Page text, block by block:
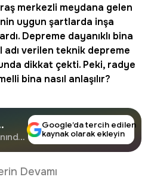
merkezli meydana gelen
uygun şartlarda inşa
Depreme dayanıklı bina
adı verilen teknik depreme
dikkat çekti. Peki, radye
bina nasıl anlaşılır?
Google’da tercih edilen
kaynak olarak ekleyin
Devamı